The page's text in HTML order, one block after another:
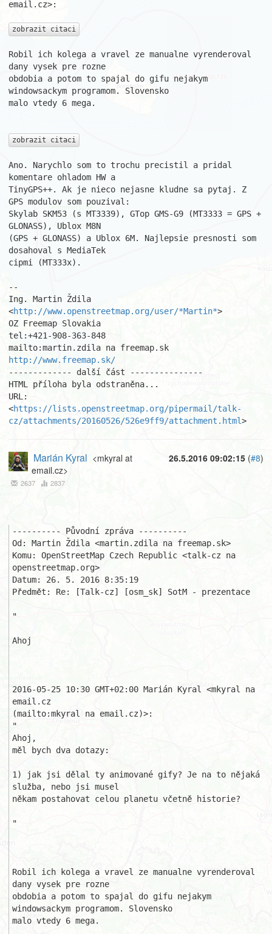
email.cz>:
zobrazit citaci
Robil ich kolega a vravel ze manualne vyrenderoval
dany vysek pre rozne
obdobia a potom to spajal do gifu nejakym
windowsackym programom. Slovensko
malo vtedy 6 mega.
zobrazit citaci
Ano. Narychlo som to trochu precistil a pridal
komentare ohladom HW a
TinyGPS++. Ak je nieco nejasne kludne sa pytaj. Z
GPS modulov som pouzival:
Skylab SKM53 (s MT3339), GTop GMS-G9 (MT3333 = GPS +
GLONASS), Ublox M8N
(GPS + GLONASS) a Ublox 6M. Najlepsie presnosti som
dosahoval s MediaTek
cipmi (MT333x).
--
Ing. Martin Ždila
<http://www.openstreetmap.org/user/*Martin*>
OZ Freemap Slovakia
tel:+421-908-363-848
http://www.freemap.sk/
------------- další část ---------------
HTML příloha byla odstraněna...
URL:
<https://lists.openstreetmap.org/pipermail/talk-
cz/attachments/20160526/526e9ff9/attachment.html>
26.5.2016 09:02:15 (#8)
Marián Kyral <mkyral at
email.cz>
2637 2837
---------- Původní zpráva ----------
Od: Martin Ždila <martin.zdila na freemap.sk>
Komu: OpenStreetMap Czech Republic <talk-cz na
openstreetmap.org>
Datum: 26. 5. 2016 8:35:19
Předmět: Re: [Talk-cz] [osm_sk] SotM - prezentace
"
Ahoj
2016-05-25 10:30 GMT+02:00 Marián Kyral <mkyral na
email.cz
(mailto:mkyral na email.cz)>:
"
Ahoj,
měl bych dva dotazy:
1) jak jsi dělal ty animované gify? Je na to nějaká
služba, nebo jsi musel
někam postahovat celou planetu včetně historie?
"
Robil ich kolega a vravel ze manualne vyrenderoval
dany vysek pre rozne
obdobia a potom to spajal do gifu nejakym
windowsackym programom. Slovensko
malo vtedy 6 mega.